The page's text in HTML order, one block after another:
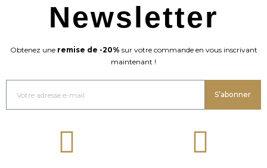
Newsletter
Obtenez une remise de -20% sur votre commande en vous inscrivant
maintenant !
S’abonner